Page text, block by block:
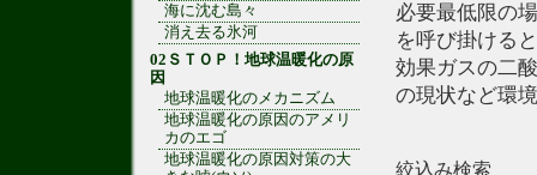
必要最低限の
を呼び掛ける
効果ガスの二
の現状など環
絞込み検索
海に沈む島々
消え去る氷河
02ＳＴＯＰ！地球温暖化の原
因
地球温暖化のメカニズム
地球温暖化の原因のアメリ
カのエゴ
地球温暖化の原因対策の大